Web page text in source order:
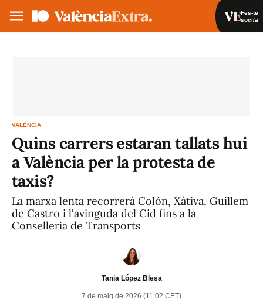
Fes-te
soci/a
VALÈNCIA
Quins carrers estaran tallats hui
a València per la protesta de
taxis?
La marxa lenta recorrerà Colón, Xàtiva, Guillem
de Castro i l'avinguda del Cid fins a la
Conselleria de Transports
Tania López Blesa
7 de maig de 2026 (11:02 CET)